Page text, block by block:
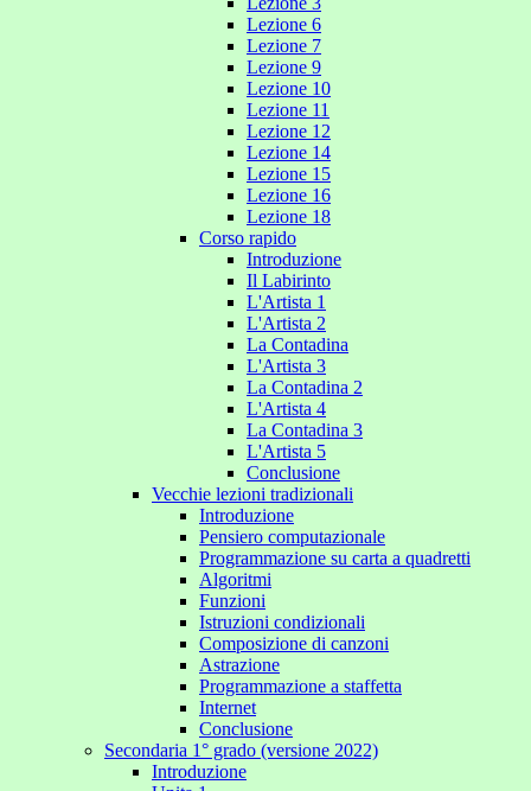
Lezione 6
Lezione 7
Lezione 9
Lezione 10
Lezione 11
Lezione 12
Lezione 14
Lezione 15
Lezione 16
Lezione 18
Corso rapido
Introduzione
Il Labirinto
L'Artista 1
L'Artista 2
La Contadina
L'Artista 3
La Contadina 2
L'Artista 4
La Contadina 3
L'Artista 5
Conclusione
Vecchie lezioni tradizionali
Introduzione
Pensiero computazionale
Programmazione su carta a quadretti
Algoritmi
Funzioni
Istruzioni condizionali
Composizione di canzoni
Astrazione
Programmazione a staffetta
Internet
Conclusione
Secondaria 1° grado (versione 2022)
Introduzione